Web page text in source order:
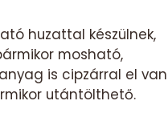
huzattal készülnek,
mosható,
is cipzárral el van
utántölthető.